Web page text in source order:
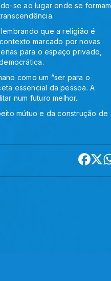
se ao lugar onde se formam
que a religião é
marcado por novas
para o espaço privado,
como um “ser para o
essencial da pessoa. A
num futuro melhor.
mútuo e da construção de